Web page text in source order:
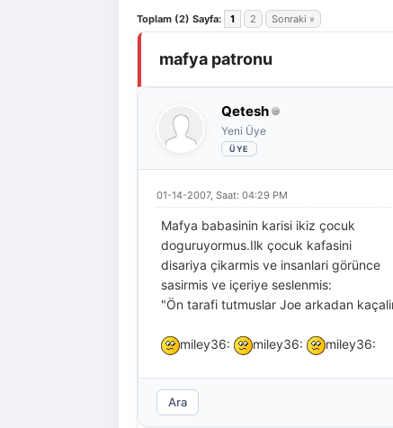
Toplam (2) Sayfa: 1 2 Sonraki »
Derecelendirme: 0/5 - 0 oy
mafya patronu
Qetesh
Yeni Üye
01-14-2007, Saat: 04:29 PM
Mafya babasinin karisi ikiz çocuk
doguruyormus.Ilk çocuk kafasini
disariya çikarmis ve insanlari görünce
sasirmis ve içeriye seslenmis:
"Ön tarafi tutmuslar Joe arkadan
miley36: miley36: miley36:
Ara